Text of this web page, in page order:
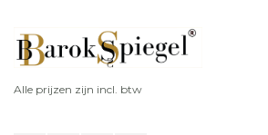
Alle prijzen zijn incl. btw